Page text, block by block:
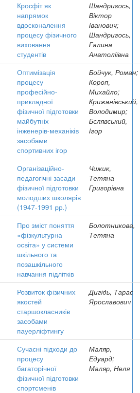
Кросфіт як
напрямок
вдосконалення
процесу фізичного
виховання
студентів
Шандригось,
Віктор
Іванович;
Шандригось,
Галина
Анатоліївна
Оптимізація
процесу
професійно-
прикладної
фізичної підготовки
майбутніх
інженерів-механіків
засобами
спортивних ігор
Бойчук, Роман;
Короп,
Михайло;
Крижанівський,
Володимир;
Бєлявський,
Ігор
Організаційно-
педагогічні засади
фізичної підготовки
молодших школярів
(1947-1991 рр.)
Чижик,
Тетяна
Григорівна
Про зміст поняття
«фізкультурна
освіта» у системи
шкільного та
позашкільного
навчання підлітків
Болотникова,
Тетяна
Розвиток фізичних
якостей
старшокласників
засобами
пауерліфтингу
Дигідь, Тарас
Ярославович
Сучасні підходи до
процесу
багаторічної
фізичної підготовки
спортсменів
Маляр,
Едуард;
Маляр, Неля